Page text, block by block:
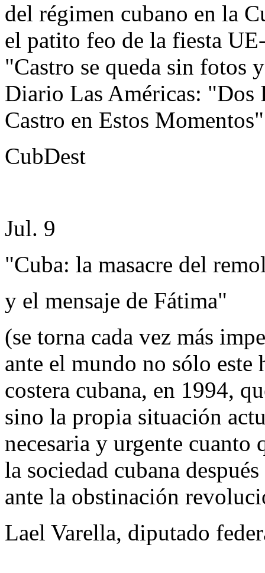
del régimen cubano en la
el patito feo de la fiesta
"Castro se queda sin fotos
Diario Las Américas: "Dos
Castro en Estos
CubDest
Jul. 9
"Cuba: la masacre del
y el mensaje de Fátima"
(se torna cada vez más
ante el mundo no sólo
costera cubana, en 1994,
sino la propia situación
necesaria y urgente cuanto
la sociedad cubana
ante la obstinación
Lael Varella, diputado